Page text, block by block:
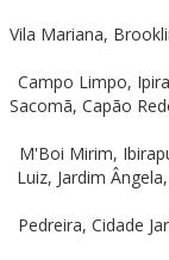
Vila Mariana,
Campo Limpo,
Sacomã, Capão
M'Boi Mirim,
Luiz, Jardim
Pedreira, Cidade